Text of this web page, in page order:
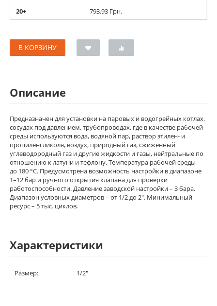
20+
793.93 Грн.
В КОРЗИНУ
Описание
Предназначен для установки на паровых и водогрейных котлах,
сосудах под давлением, трубопроводах, где в качестве рабочей
среды используются вода, водяной пар, раствор этилен- и
пропиленгликоля, воздух, природный газ, сжиженный
углеводородный газ и другие жидкости и газы, нейтральные по
отношению к латуни и тефлону. Температура рабочей среды –
до 180 °С. Предусмотрена возможность настройки в диапазоне
1–12 бар и ручного открытия клапана для проверки
работоспособности. Давление заводской настройки – 3 бара.
Диапазон условных диаметров – от 1/2 до 2". Минимальный
ресурс – 5 тыс. циклов.
Характеристики
Размер: 1/2"